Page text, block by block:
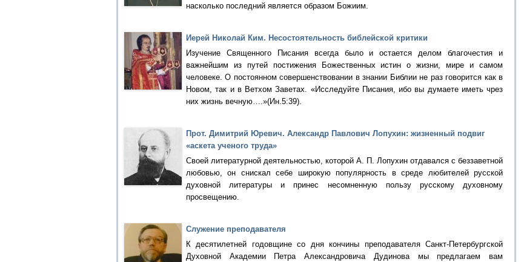
насколько последний является образом Божиим.
Иерей Николай Ким. Несостоятельность библейской критики
Изучение Священного Писания всегда было и остается делом благочестия и
важнейшим из путей постижения Божественных истин о жизни, мире и самом
человеке. О постоянном совершенствовании в знании Библии не раз говорится как в
Новом, так и в Ветхом Заветах. «Исследуйте Писания, ибо вы думаете иметь чрез
них жизнь вечную….»(Ин.5:39).
Прот. Димитрий Юревич. Александр Павлович Лопухин: жизненный подвиг
«аскета ученого труда»
Своей литературной деятельностью, которой А. П. Лопухин отдавался с беззаветной
любовью, он снискал себе широкую популярность в среде любителей русской
духовной литературы и принес несомненную пользу русскому духовному
просвещению.
Служение преподавателя
К десятилетней годовщине со дня кончины преподавателя Санкт-Петербургской
Духовной Академии Петра Александровича Дудинова мы предлагаем вам